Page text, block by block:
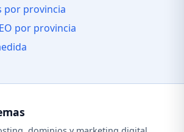
por provincia
por provincia